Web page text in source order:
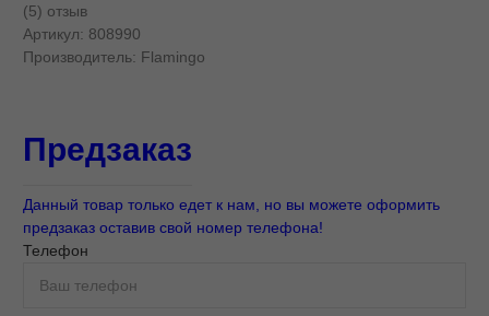
(5) отзыв
Артикул: 808990
Производитель: Flamingo
Предзаказ
Данный товар только едет к нам, но вы можете оформить
предзаказ оставив свой номер телефона!
Телефон